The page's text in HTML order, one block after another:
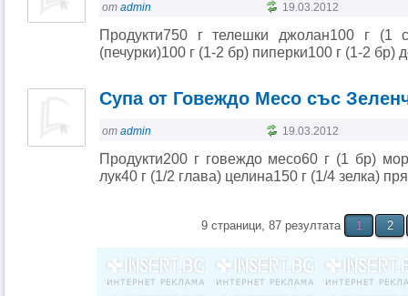
от admin 19.03.2012
Продукти750 г телешки джолан100 г (1
(печурки)100 г (1-2 бр) пиперки100 г (1-2 бр)
Супа от Говеждо Месо със
от admin 19.03.2012
Продукти200 г говеждо месо60 г (1 бр)
лук40 г (1/2 глава) целина150 г (1/4 зелка)
9 страници, 87 резултата 1 2